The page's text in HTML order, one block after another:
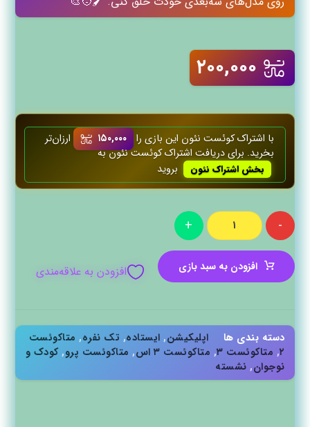
۲۰۰,۰۰۰
با اشتراک کوئست‌ نئون این بازی را ۱۵۰,۰۰۰
ارزان‌تر
بخرید. برای دریافت اشتراک کوئست‌ نئون به
بخش اشتراک نئون بروید
-
+
افزودن به سبد بازی افزودن به علاقه‌مندی
دسته بندی ها اپلیکیشن‌, ایستاده, تک نفره, متاکوئست
۲, متاکوئست ۳ , متاکوئست ۳ اس , متاکوئست پرو,کودک و
نوجوان, نشسته